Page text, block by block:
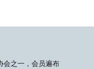
会之一，会员遍布